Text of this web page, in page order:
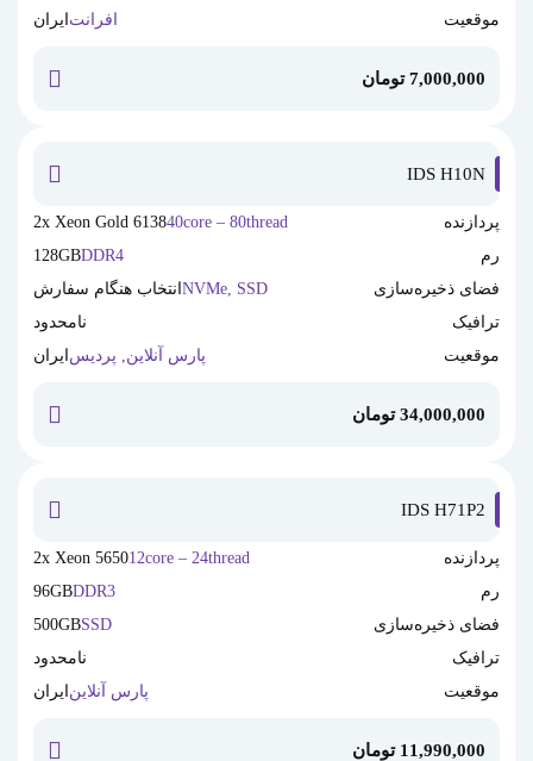
موقعیت ایران افرانت
7,000,000 تومان
IDS H10N
پردازنده
رم
فضای ذخیره‌سازی
ترافیک
موقعیت
2x Xeon Gold 613840core – 80thread
128GBDDR4
انتخاب هنگام سفارش NVMe, SSD
نامحدود
ایران پارس آنلاین, پردیس
34,000,000 تومان
IDS H71P2
پردازنده
رم
فضای ذخیره‌سازی
ترافیک
موقعیت
2x Xeon 565012core – 24thread
96GBDDR3
500GBSSD
نامحدود
ایران پارس آنلاین
11,990,000 تومان